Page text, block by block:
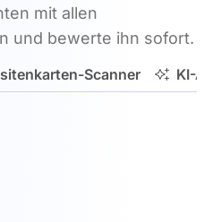
mit allen
und bewerte ihn sofort.
Scanner KI-